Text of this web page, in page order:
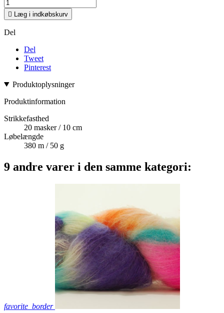
 Læg i indkøbskurv
Del
Del
Tweet
Pinterest
Produktoplysninger
Produktinformation
Strikkefasthed
20 masker / 10 cm
Løbelængde
380 m / 50 g
9 andre varer i den samme kategori:
favorite_border